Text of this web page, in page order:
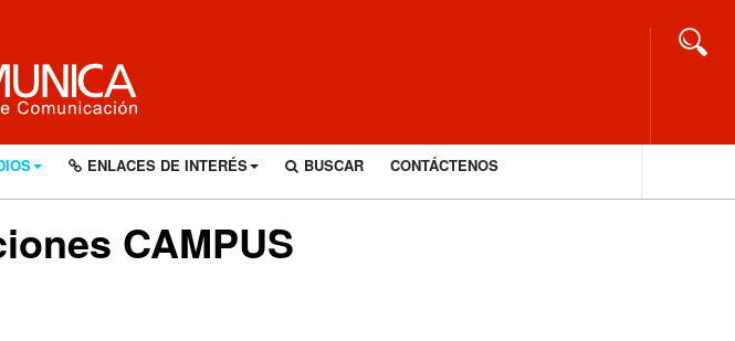
ENLACES DE INTERÉS BUSCAR CONTÁCTENOS
CAMPUS